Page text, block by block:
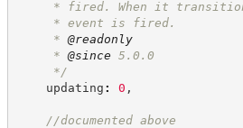
* fired. When it transitions
* event is fired.
* @readonly
* @since 5.0.0
*/
updating : 0 ,
//documented above